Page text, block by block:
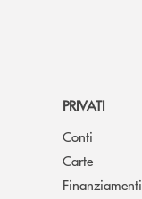
PRIVATI
Conti
Carte
Finanziamenti